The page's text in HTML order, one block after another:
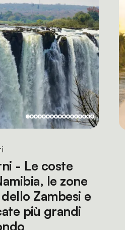
- Le coste
le zone
Zambesi e
più grandi